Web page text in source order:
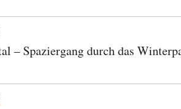
– Spaziergang durch das